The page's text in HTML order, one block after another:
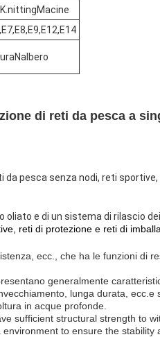
K.nittingMacine
Nalbero
di reti da pesca a
pesca senza nodi, reti sportive,
e di un sistema di rilascio
reti di protezione e reti di
ecc., che ha le funzioni di
generalmente
lunga durata, ecc.e
in acque profonde.
sufficient structural strength to
to ensure the stability